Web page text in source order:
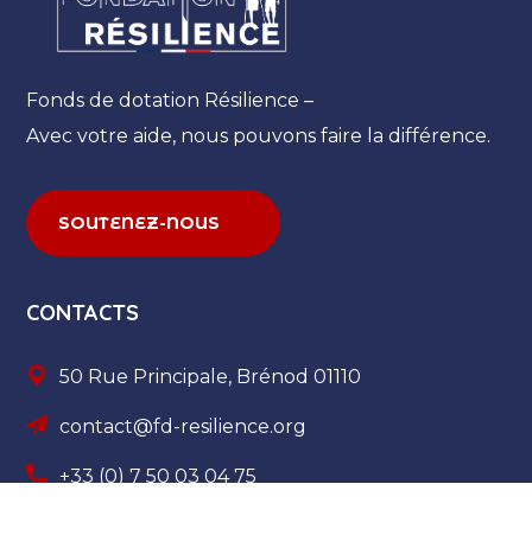
Fonds de dotation Résilience –
Avec votre aide, nous pouvons faire la différence.
SOUTENEZ-NOUS
CONTACTS
50 Rue Principale, Brénod 01110
contact@fd-resilience.org
+33 (0) 7 50 03 04 75